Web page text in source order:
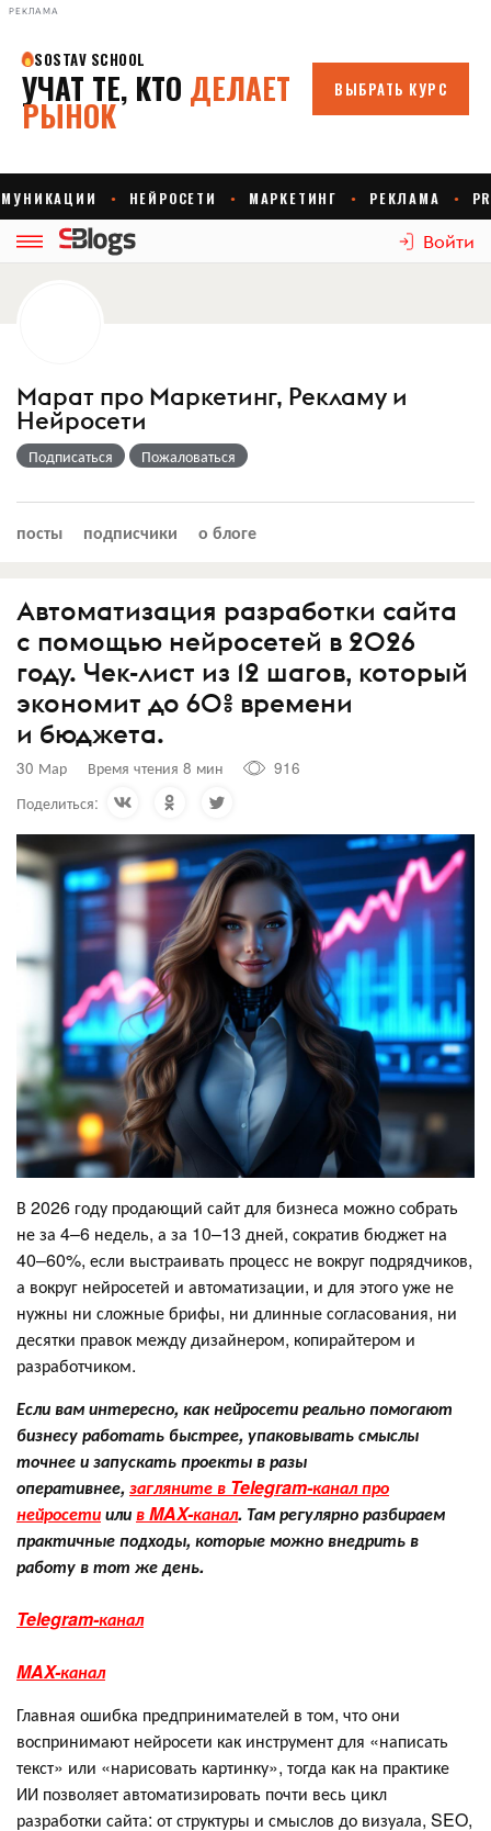
РЕКЛАМА
Войти
Марат про Маркетинг, Рекламу и
Нейросети
Подписаться Пожаловаться
посты подписчики о блоге
Автоматизация разработки сайта
с помощью нейросетей в 2026
году. Чек-лист из 12 шагов, который
экономит до 60% времени
и бюджета.
30 Мар Время чтения 8 мин
916
Поделиться:
В 2026 году продающий сайт для бизнеса можно собрать
не за 4–6 недель, а за 10–13 дней, сократив бюджет на
40–60%, если выстраивать процесс не вокруг подрядчиков,
а вокруг нейросетей и автоматизации, и для этого уже не
нужны ни сложные брифы, ни длинные согласования, ни
десятки правок между дизайнером, копирайтером и
разработчиком.
Если вам интересно, как нейросети реально помогают
бизнесу работать быстрее, упаковывать смыслы
точнее и запускать проекты в разы
оперативнее,загляните в Telegram-канал про
нейросетиилив MAX-канал. Там регулярно разбираем
практичные подходы, которые можно внедрить в
работу в тот же день.
Telegram-канал
MAX-канал
Главная ошибка предпринимателей в том, что они
воспринимают нейросети как инструмент для «написать
текст» или «нарисовать картинку», тогда как на практике
ИИ позволяет автоматизировать почти весь цикл
разработки сайта: от структуры и смыслов до визуала, SEO,